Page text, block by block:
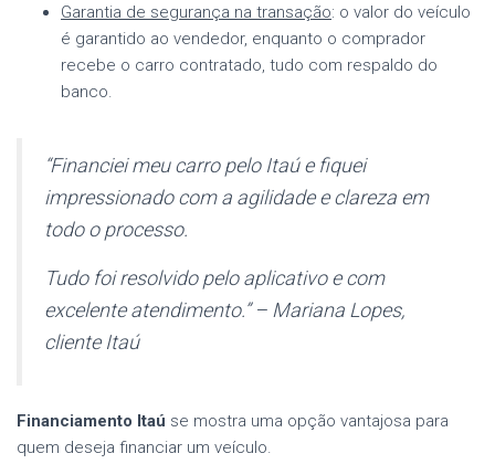
Garantia de segurança na transação: o valor do veículo
é garantido ao vendedor, enquanto o comprador
recebe o carro contratado, tudo com respaldo do
banco.
“Financiei meu carro pelo Itaú e fiquei
impressionado com a agilidade e clareza em
todo o processo.
Tudo foi resolvido pelo aplicativo e com
excelente atendimento.” – Mariana Lopes,
cliente Itaú
Financiamento Itaú se mostra uma opção vantajosa para
quem deseja financiar um veículo.